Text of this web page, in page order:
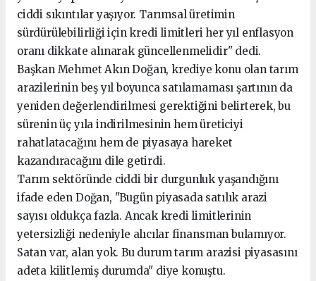
ciddi sıkıntılar yaşıyor. Tarımsal üretimin
sürdürülebilirliği için kredi limitleri her yıl enflasyon
oranı dikkate alınarak güncellenmelidir" dedi.
Başkan Mehmet Akın Doğan, krediye konu olan tarım
arazilerinin beş yıl boyunca satılamaması şartının da
yeniden değerlendirilmesi gerektiğini belirterek, bu
sürenin üç yıla indirilmesinin hem üreticiyi
rahatlatacağını hem de piyasaya hareket
kazandıracağını dile getirdi.
Tarım sektöründe ciddi bir durgunluk yaşandığını
ifade eden Doğan, "Bugün piyasada satılık arazi
sayısı oldukça fazla. Ancak kredi limitlerinin
yetersizliği nedeniyle alıcılar finansman bulamıyor.
Satan var, alan yok. Bu durum tarım arazisi piyasasını
adeta kilitlemiş durumda" diye konuştu.